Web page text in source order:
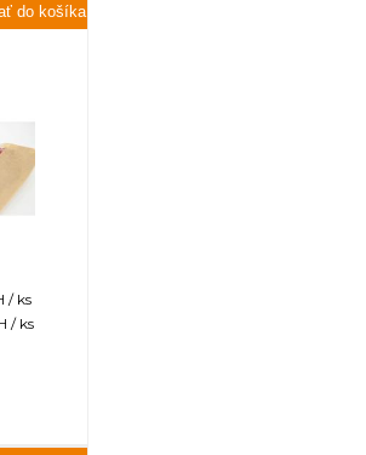
25g -
/ ks
/ ks